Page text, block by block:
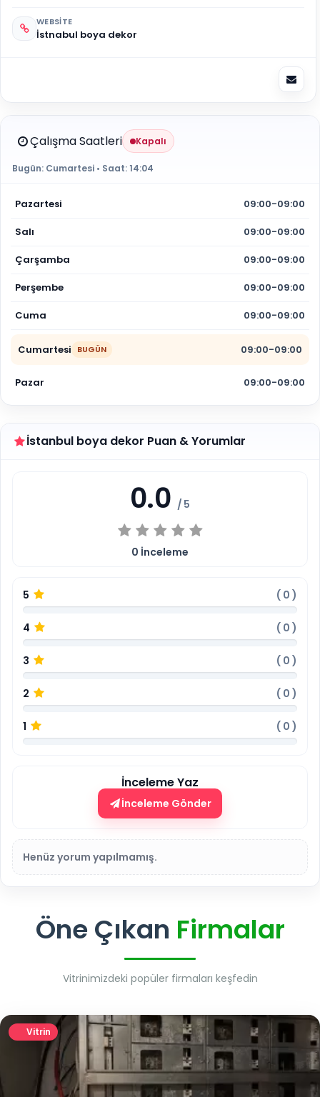
WEBSITE
İstnabul boya dekor
Çalışma Saatleri Kapalı
Bugün: Cumartesi • Saat:14:04
Pazartesi 09:00-09:00
Salı 09:00-09:00
Çarşamba 09:00-09:00
Perşembe 09:00-09:00
Cuma 09:00-09:00
Cumartesi BUGÜN 09:00-09:00
Pazar 09:00-09:00
İstanbul boya dekor Puan & Yorumlar
0.0 / 5
0 İnceleme
5 ( 0 )
4 ( 0 )
3 ( 0 )
2 ( 0 )
1 ( 0 )
İnceleme Yaz
İnceleme Gönder
Henüz yorum yapılmamış.
Öne Çıkan Firmalar
Vitrinimizdeki popüler firmaları keşfedin
Vitrin